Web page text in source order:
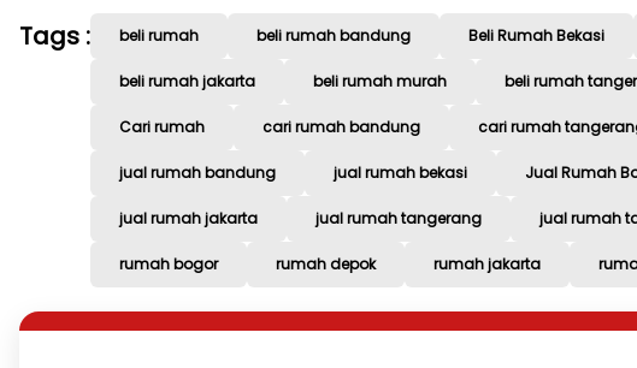
Tags : beli rumah beli rumah bandung Beli Rumah Bekasi
beli rumah jakarta beli rumah murah beli rumah
Cari rumah cari rumah bandung cari rumah
jual rumah bandung jual rumah bekasi Jual Rumah
jual rumah jakarta jual rumah tangerang jual rumah
rumah bogor rumah depok rumah jakarta